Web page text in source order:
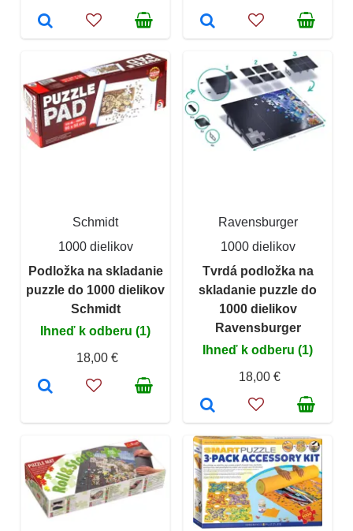
Schmidt
1000 dielikov
Podložka na skladanie
puzzle do 1000 dielikov
Schmidt
Ihneď k odberu (1)
18,00 €
Ravensburger
1000 dielikov
Tvrdá podložka na
skladanie puzzle do
1000 dielikov
Ravensburger
Ihneď k odberu (1)
18,00 €